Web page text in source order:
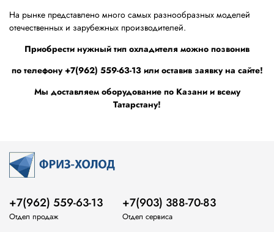
На рынке представлено много самых разнообразных моделей
отечественных и зарубежных производителей.
Приобрести нужный тип охладителя можно позвонив
по телефону +7(962) 559-63-13 или оставив заявку на сайте!
Мы доставляем оборудование по Казани и всему
Татарстану!
+7(962) 559-63-13
Отдел продаж
+7(903) 388-70-83
Отдел сервиса